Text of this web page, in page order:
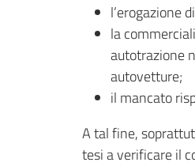
l’erogazione
la
autotrazione
autovetture;
il mancato
A tal fine,
tesi a verificare il